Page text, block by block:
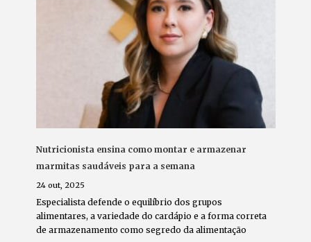
Nutricionista ensina como montar e armazenar
marmitas saudáveis para a semana
24 out, 2025
Especialista defende o equilíbrio dos grupos
alimentares, a variedade do cardápio e a forma correta
de armazenamento como segredo da alimentação